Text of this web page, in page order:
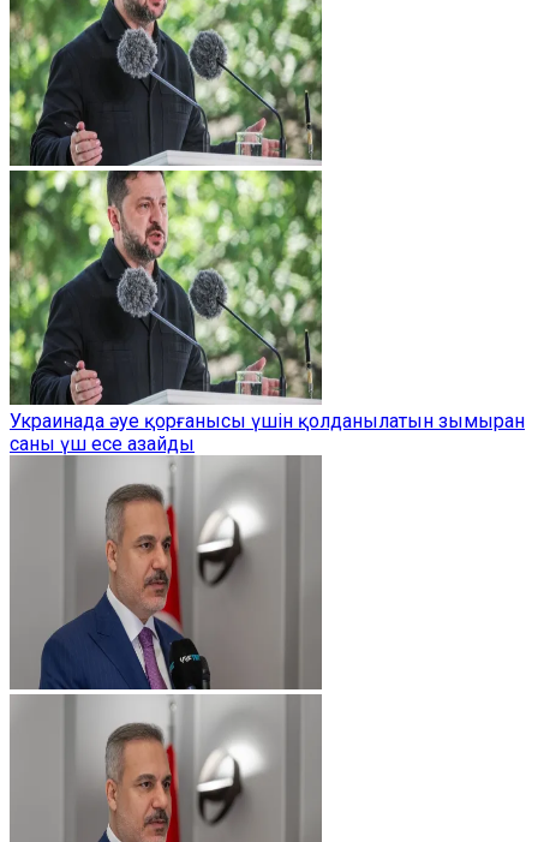
Украинада әуе қорғанысы үшін қолданылатын зымыран
саны үш есе азайды